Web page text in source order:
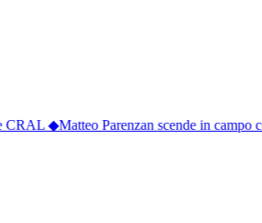
◆Matteo Parenzan scende in campo